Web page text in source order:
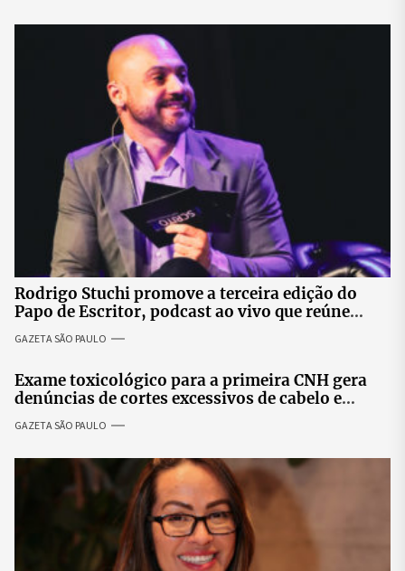
Rodrigo Stuchi promove a terceira edição do
Papo de Escritor, podcast ao vivo que reúne
especialistas para discutir saúde mental e
prosperidade.
GAZETA SÃO PAULO
Exame toxicológico para a primeira CNH gera
denúncias de cortes excessivos de cabelo e
revolta entre candidatas
GAZETA SÃO PAULO